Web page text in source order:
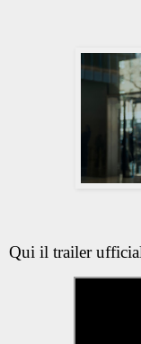
Qui il trailer